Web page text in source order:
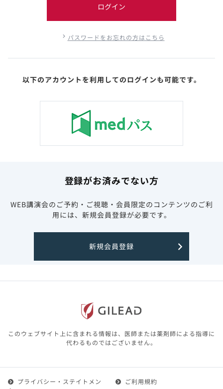
ログイン
パスワードをお忘れの方はこちら
以下のアカウントを利用してのログインも可能です。
登録がお済みでない方
WEB講演会のご予約・ご視聴・会員限定のコンテンツのご利
用には、新規会員登録が必要です。
新規会員登録
このウェブサイト上に含まれる情報は、医師または薬剤師による指導に
代わるものではございません。
プライバシー・ステイトメン
ご利用規約